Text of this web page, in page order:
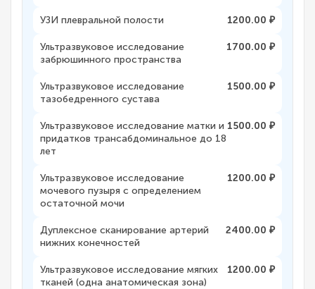
УЗИ плевральной полости 1200.00 ₽
Ультразвуковое исследование
забрюшинного пространства
1700.00 ₽
Ультразвуковое исследование
тазобедренного сустава
1500.00 ₽
Ультразвуковое исследование матки и
придатков трансабдоминальное до 18
лет
1500.00 ₽
Ультразвуковое исследование
мочевого пузыря с определением
остаточной мочи
1200.00 ₽
Дуплексное сканирование артерий
нижних конечностей
2400.00 ₽
Ультразвуковое исследование мягких
тканей (одна анатомическая зона)
1200.00 ₽